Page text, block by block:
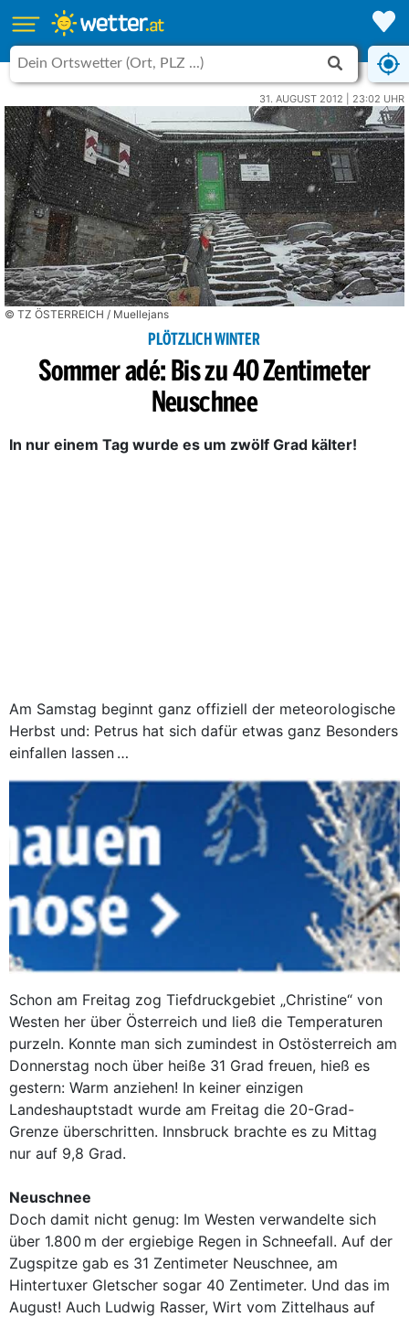
31. AUGUST 2012 | 23:02 UHR
© TZ ÖSTERREICH / Muellejans
PLÖTZLICH WINTER
Sommer adé: Bis zu 40 Zentimeter
Neuschnee
In nur einem Tag wurde es um zwölf Grad kälter!
Am Samstag beginnt ganz offiziell der meteorologische
Herbst und: Petrus hat sich dafür etwas ganz Besonders
einfallen lassen …
Schon am Freitag zog Tiefdruckgebiet „Christine“ von
Westen her über Österreich und ließ die Temperaturen
purzeln. Konnte man sich zumindest in Ostösterreich am
Donnerstag noch über heiße 31 Grad freuen, hieß es
gestern: Warm anziehen! In keiner einzigen
Landeshauptstadt wurde am Freitag die 20-Grad-
Grenze überschritten. Innsbruck brachte es zu Mittag
nur auf 9,8 Grad.
Neuschnee
Doch damit nicht genug: Im Westen verwandelte sich
über 1.800 m der ergiebige Regen in Schneefall. Auf der
Zugspitze gab es 31 Zentimeter Neuschnee, am
Hintertuxer Gletscher sogar 40 Zentimeter. Und das im
August! Auch Ludwig Rasser, Wirt vom Zittelhaus auf